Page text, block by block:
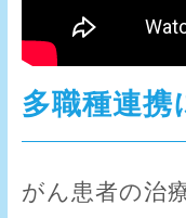
多職種連携
がん患者の治